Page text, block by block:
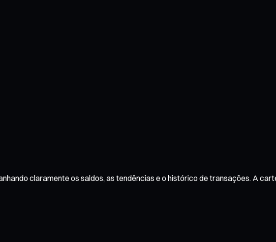
claramente os saldos, as tendências e o histórico de transações. A